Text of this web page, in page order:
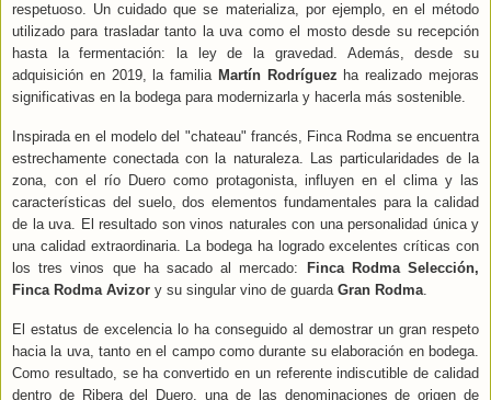
respetuoso. Un cuidado que se materializa, por ejemplo, en el método
utilizado para trasladar tanto la uva como el mosto desde su recepción
hasta la fermentación: la ley de la gravedad. Además, desde su
adquisición en 2019, la familia Martín Rodríguez ha realizado mejoras
significativas en la bodega para modernizarla y hacerla más sostenible.
Inspirada en el modelo del "chateau" francés, Finca Rodma se encuentra
estrechamente conectada con la naturaleza. Las particularidades de la
zona, con el río Duero como protagonista, influyen en el clima y las
características del suelo, dos elementos fundamentales para la calidad
de la uva. El resultado son vinos naturales con una personalidad única y
una calidad extraordinaria. La bodega ha logrado excelentes críticas con
los tres vinos que ha sacado al mercado:
Finca Rodma Selección,
Finca Rodma Avizor y su singular vino de guarda Gran Rodma.
El estatus de excelencia lo ha conseguido al demostrar un gran respeto
hacia la uva, tanto en el campo como durante su elaboración en bodega.
Como resultado, se ha convertido en un referente indiscutible de calidad
dentro de Ribera del Duero, una de las denominaciones de origen de